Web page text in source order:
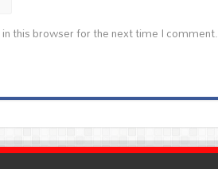
this browser for the next time I comment.